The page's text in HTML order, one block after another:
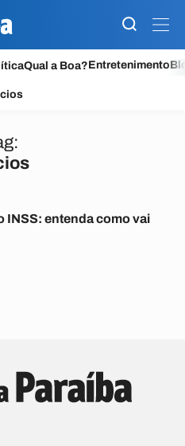
Qual a Boa?Entretenimento
INSS: entenda como vai